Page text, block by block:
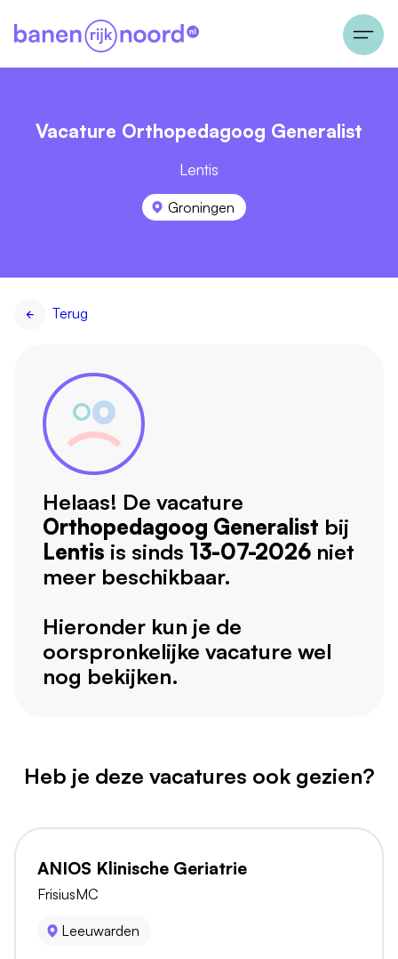
Vacature Orthopedagoog Generalist
Lentis
Groningen
Terug
Helaas! De vacature
Orthopedagoog Generalist bij
Lentis is sinds 13-07-2026 niet
meer beschikbaar.
Hieronder kun je de
oorspronkelijke vacature wel
nog bekijken.
Heb je deze vacatures ook gezien?
ANIOS Klinische Geriatrie
FrisiusMC
Leeuwarden